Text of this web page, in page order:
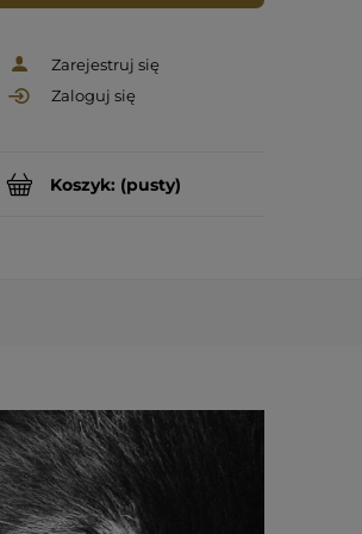
Zarejestruj się
Zaloguj się
Koszyk: (pusty)